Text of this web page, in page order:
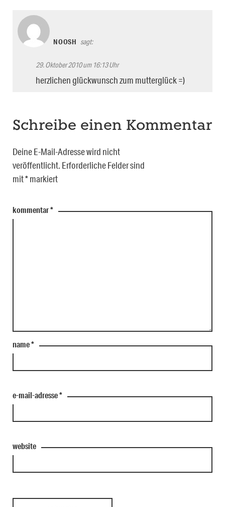
NOOSH sagt:
29. Oktober 2010 um 16:13 Uhr
herzlichen glückwunsch zum mutterglück =)
Schreibe einen Kommentar
Deine E-Mail-Adresse wird nicht
veröffentlicht. Erforderliche Felder sind
mit*markiert
kommentar*
name*
e-mail-adresse*
website